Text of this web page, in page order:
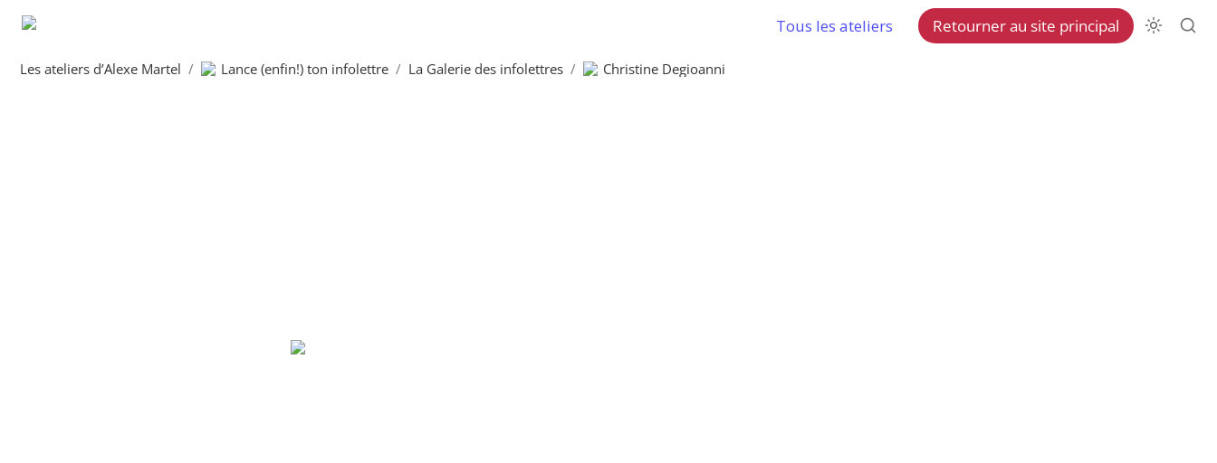
Tous les ateliers Retourner au site principal
Les ateliers d’Alexe Martel / Lance (enfin!) ton infolettre / La Galerie des infolettres / Christine Degioanni